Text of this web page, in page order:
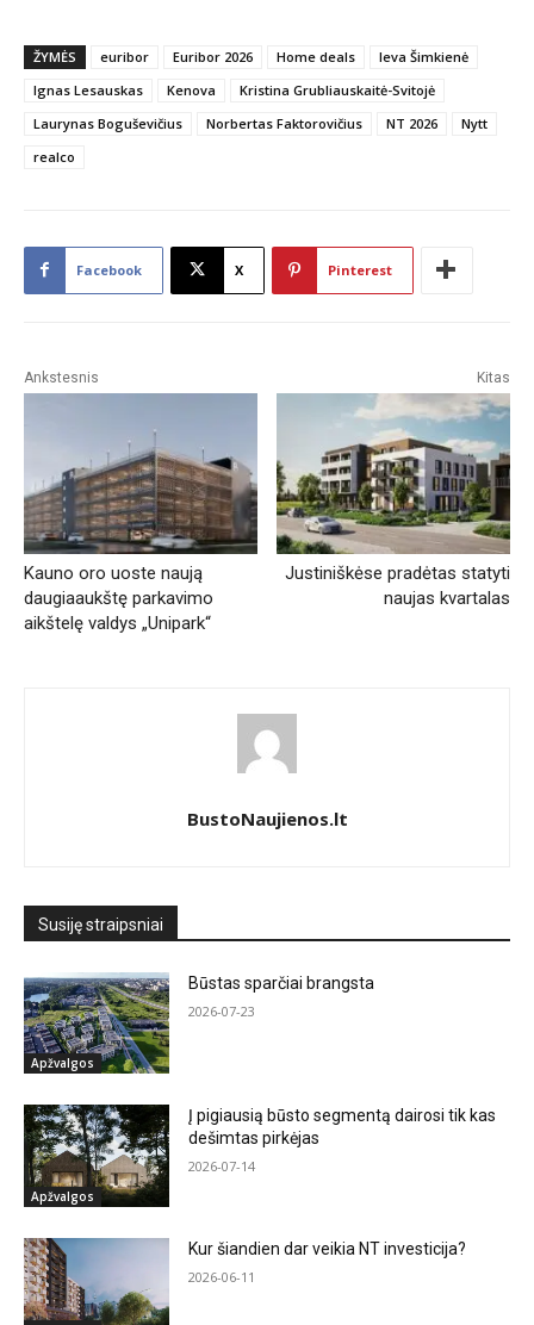
ŽYMĖS euribor Euribor 2026 Home deals
Ieva Šimkienė
Ignas Lesauskas
Kenova
Kristina Grubliauskaitė-Svitojė
Laurynas Boguševičius
Norbertas Faktorovičius NT 2026
Nytt
realco
Facebook X Pinterest
Ankstesnis
Kauno oro uoste naują
daugiaaukštę parkavimo
aikštelę valdys „Unipark“
Kitas
Justiniškėse pradėtas statyti
naujas kvartalas
BustoNaujienos.lt
Susiję straipsniai
Apžvalgos
Būstas sparčiai brangsta
2026-07-23
Apžvalgos
Į pigiausią būsto segmentą dairosi tik kas
dešimtas pirkėjas
2026-07-14
Kur šiandien dar veikia NT investicija?
2026-06-11